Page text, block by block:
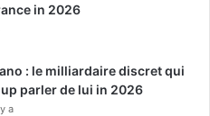
in 2026
: le milliardaire discret qui
parler de lui in 2026
a